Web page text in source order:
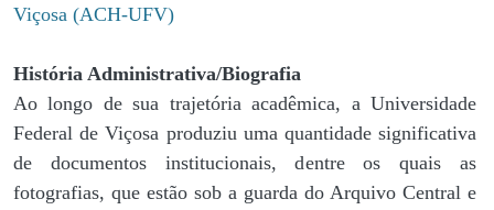
Viçosa (ACH-UFV)
História Administrativa/Biografia
Ao longo de sua trajetória acadêmica, a Universidade
Federal de Viçosa produziu uma quantidade significativa
de documentos institucionais, dentre os quais as
fotografias, que estão sob a guarda do Arquivo Central e